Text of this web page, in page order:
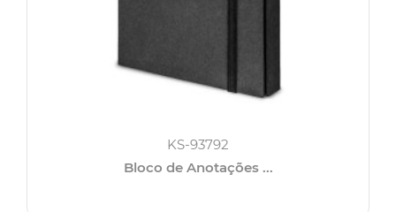
KS-93792
Bloco de Anotações ...